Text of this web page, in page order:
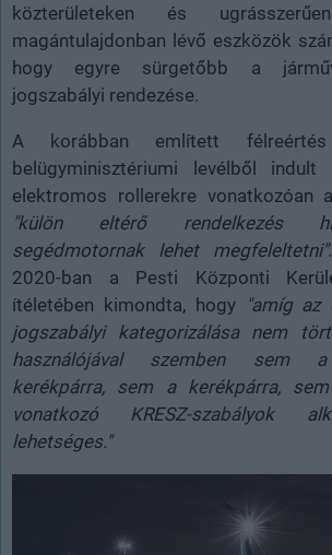
közterületeken és
magántulajdonban lévő eszközök
hogy egyre sürgetőbb a
jogszabályi rendezése.
A korábban említett
belügyminisztériumi levélből
elektromos rollerekre vonatkozóan
"külön eltérő rendelkezés
segédmotornak lehet megfeleltetni"
2020-ban a Pesti Központi
ítéletében kimondta, hogy"amíg az
jogszabályi kategorizálása nem
használójával szemben sem a
kerékpárra, sem a kerékpárra,
vonatkozó KRESZ-szabályok
lehetséges."